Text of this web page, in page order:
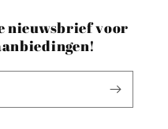
nieuwsbrief voor